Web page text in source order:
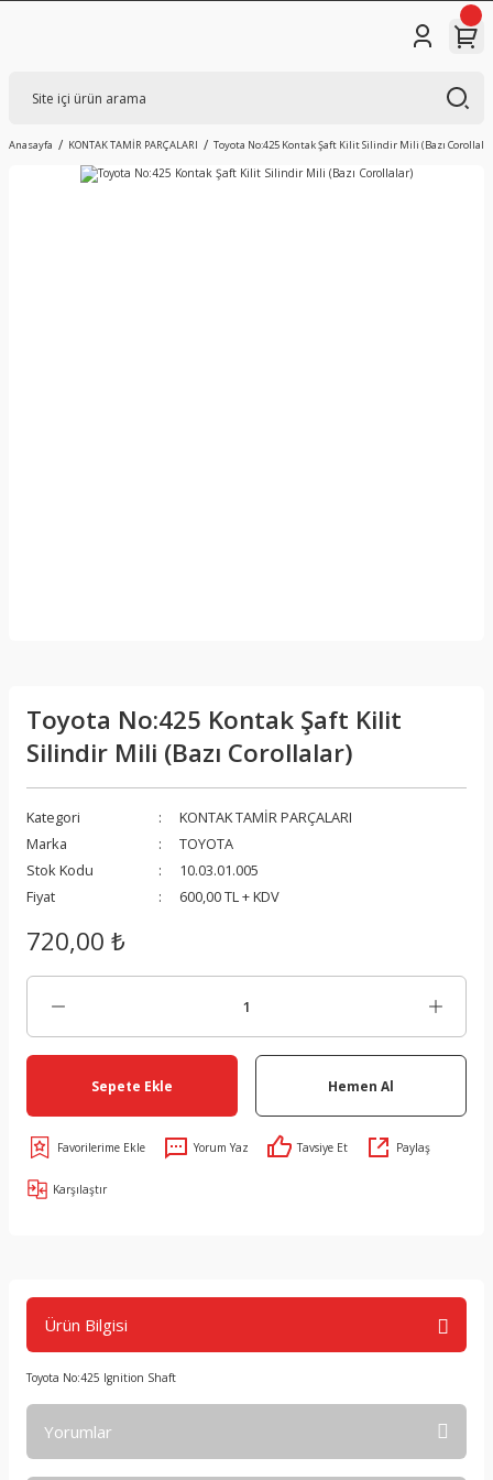
Anasayfa KONTAK TAMİR PARÇALARI Toyota No:425 Kontak Şaft Kilit Silindir Mili (Bazı
Toyota No:425 Kontak Şaft Kilit
Silindir Mili (Bazı Corollalar)
Kategori
KONTAK TAMİR PARÇALARI
Marka
TOYOTA
Stok Kodu
10.03.01.005
Fiyat
600,00 TL + KDV
720,00 ₺
Sepete Ekle Hemen Al
Yorum Yaz Tavsiye Et Paylaş
Karşılaştır
Ürün Bilgisi
Toyota No:425 Ignition Shaft
Yorumlar